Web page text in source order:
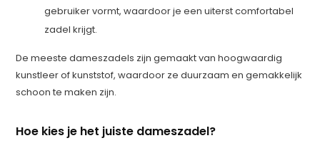
gebruiker vormt, waardoor je een uiterst comfortabel
zadel krijgt.
De meeste dameszadels zijn gemaakt van hoogwaardig
kunstleer of kunststof, waardoor ze duurzaam en gemakkelijk
schoon te maken zijn.
Hoe kies je het juiste dameszadel?